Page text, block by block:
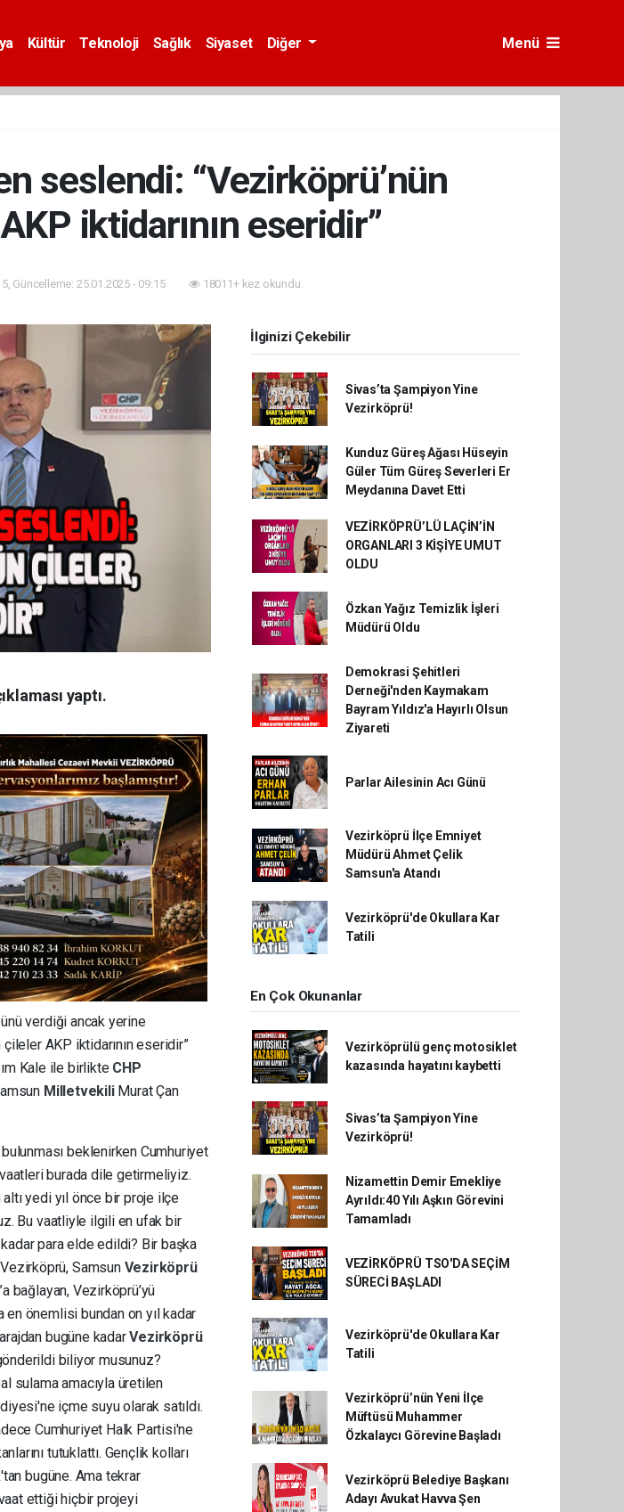
Kültür Teknoloji Sağlık Siyaset Diğer Menü
seslendi: “Vezirköprü’nün
iktidarının eseridir”
Güncelleme: 25.01.2025 - 09:15 18011+ kez okundu.
yaptı.
verdiği ancak yerine
AKP iktidarının eseridir”
Kale ile birlikte CHP
Milletvekili Murat Çan
bulunması beklenirken Cumhuriyet
burada dile getirmeliyiz.
yedi yıl önce bir proje ilçe
Bu vaatliyle ilgili en ufak bir
kadar para elde edildi? Bir başka
Samsun Vezirköprü
bağlayan, Vezirköprü’yü
önemlisi bundan on yıl kadar
bugüne kadarVezirköprü
biliyor musunuz?
sulama amacıyla üretilen
içme suyu olarak satıldı.
Cumhuriyet Halk Partisi'ne
tutuklattı. Gençlik kolları
bugüne. Ama tekrar
ettiği hiçbir projeyi
İlginizi Çekebilir
Sivas’ta Şampiyon Yine
Vezirköprü!
Kunduz Güreş Ağası Hüseyin
Güler Tüm Güreş Severleri Er
Meydanına Davet Etti
VEZİRKÖPRÜ’LÜ LAÇİN’İN
ORGANLARI 3 KİŞİYE UMUT
OLDU
Özkan Yağız Temizlik İşleri
Müdürü Oldu
Demokrasi Şehitleri
Derneği'nden Kaymakam
Bayram Yıldız'a Hayırlı Olsun
Ziyareti
Parlar Ailesinin Acı Günü
Vezirköprü İlçe Emniyet
Müdürü Ahmet Çelik
Samsun'a Atandı
Vezirköprü'de Okullara Kar
Tatili
En Çok Okunanlar
Vezirköprülü genç motosiklet
kazasında hayatını kaybetti
Sivas’ta Şampiyon Yine
Vezirköprü!
Nizamettin Demir Emekliye
Ayrıldı:40 Yılı Aşkın Görevini
Tamamladı
VEZİRKÖPRÜ TSO'DA SEÇİM
SÜRECİ BAŞLADI
Vezirköprü'de Okullara Kar
Tatili
Vezirköprü’nün Yeni İlçe
Müftüsü Muhammer
Özkalaycı Görevine Başladı
Vezirköprü Belediye Başkanı
Adayı Avukat Havva Şen